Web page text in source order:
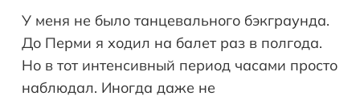
У меня не было танцевального бэкграунда.
До Перми я ходил на балет раз в полгода.
Но в тот интенсивный период часами просто
наблюдал. Иногда даже не